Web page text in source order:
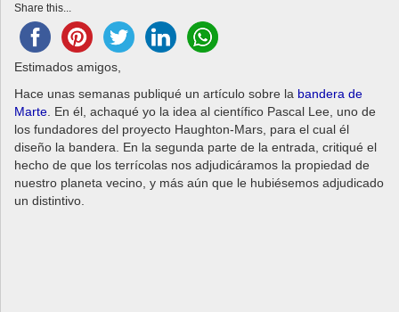
t
o
n
Share this...
Estimados amigos,
Hace unas semanas publiqué un artículo sobre la bandera de
Marte . En él, achaqué yo la idea al científico Pascal Lee, uno de
los fundadores del proyecto Haughton-Mars, para el cual él
diseño la bandera. En la segunda parte de la entrada, critiqué el
hecho de que los terrícolas nos adjudicáramos la propiedad de
nuestro planeta vecino, y más aún que le hubiésemos adjudicado
un distintivo.